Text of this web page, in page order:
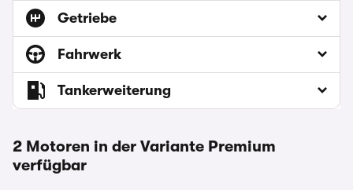
Getriebe
Fahrwerk
Tankerweiterung
2 Motoren in der Variante Premium
verfügbar